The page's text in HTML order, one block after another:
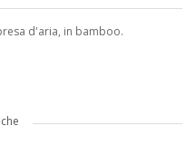
d'aria, in bamboo.